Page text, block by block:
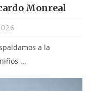
Monreal
a la
...